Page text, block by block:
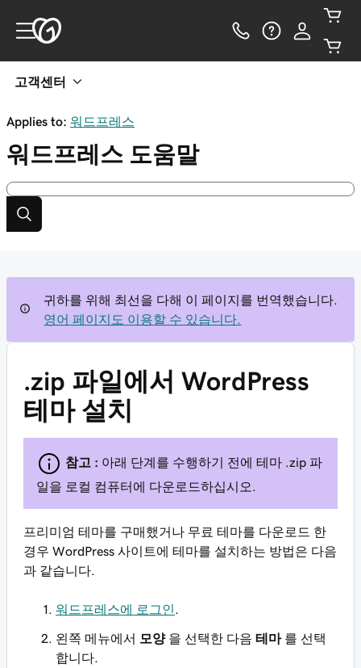
고객센터
Applies to: 워드프레스
워드프레스 도움말
귀하를 위해 최선을 다해 이 페이지를 번역했습니다.
영어 페이지도 이용할 수 있습니다.
.zip 파일에서 WordPress
테마 설치
참고 : 아래 단계를 수행하기 전에 테마 .zip 파
일을 로컬 컴퓨터에 다운로드하십시오.
프리미엄 테마를 구매했거나 무료 테마를 다운로드 한
경우 WordPress 사이트에 테마를 설치하는 방법은 다음
과 같습니다.
워드프레스에 로그인
왼쪽 메뉴에서 모양을 선택한 다음 테마를 선택
합니다.